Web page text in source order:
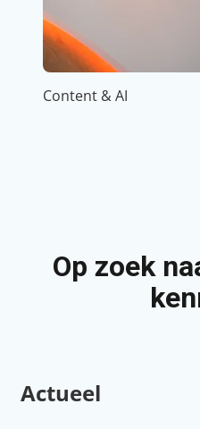
Content & AI
Op zoek
Actueel